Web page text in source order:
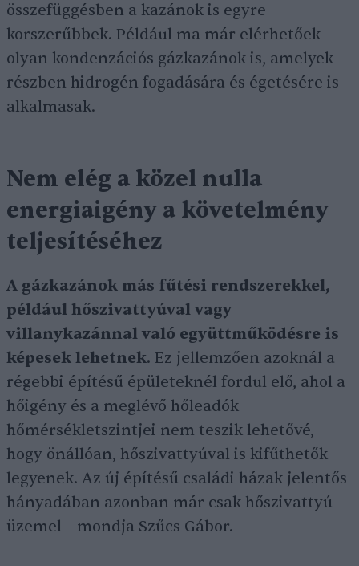
összefüggésben a kazánok is egyre
korszerűbbek. Például ma már elérhetőek
olyan kondenzációs gázkazánok is, amelyek
részben hidrogén fogadására és égetésére is
alkalmasak.
Nem elég a közel nulla
energiaigény a követelmény
teljesítéséhez
A gázkazánok más fűtési rendszerekkel,
például hőszivattyúval vagy
villanykazánnal való együttműködésre is
képesek lehetnek. Ez jellemzően azoknál a
régebbi építésű épületeknél fordul elő, ahol a
hőigény és a meglévő hőleadók
hőmérsékletszintjei nem teszik lehetővé,
hogy önállóan, hőszivattyúval is kifűthetők
legyenek. Az új építésű családi házak jelentős
hányadában azonban már csak hőszivattyú
üzemel – mondja Szűcs Gábor.